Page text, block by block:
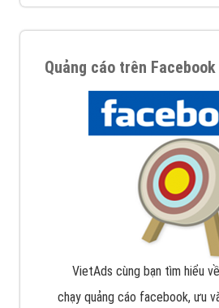
Quảng cáo trên Facebook
VietAds cùng bạn tìm hiểu
chạy quảng cáo facebook, ưu